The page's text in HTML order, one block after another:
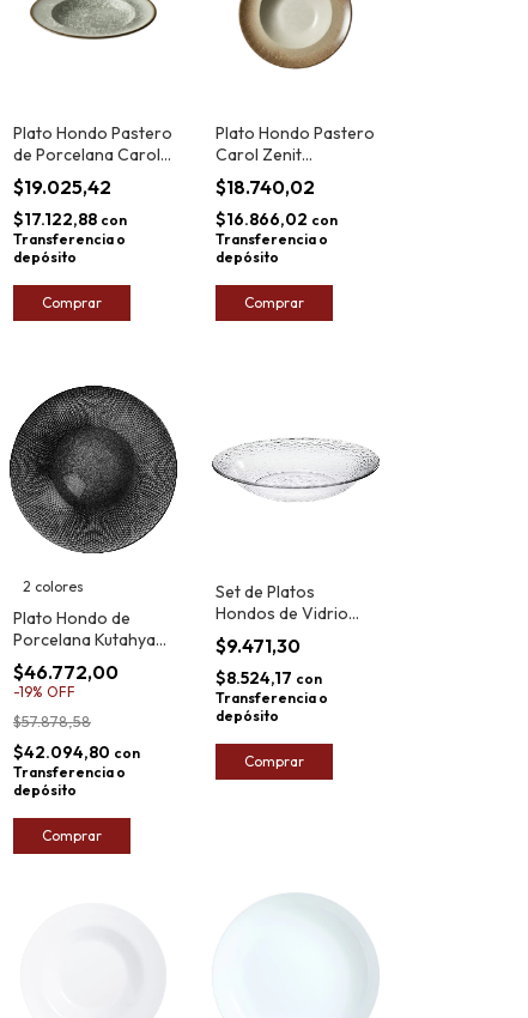
Plato Hondo Pastero
de Porcelana Carol
Cortado 25cm
$19.025,42
$17.122,88 con
Transferencia o
depósito
Comprar
Plato Hondo Pastero
Carol Zenit
Salpicado 30cm
$18.740,02
$16.866,02 con
Transferencia o
depósito
Comprar
2 colores
Plato Hondo de
Porcelana Kutahya
Panio
$46.772,00
-19% OFF
$57.878,58
$42.094,80 con
Transferencia o
depósito
Comprar
Set de Platos
Hondos de Vidrio
Rigolleau Gourmet
21cm x6
$9.471,30
$8.524,17 con
Transferencia o
depósito
Comprar